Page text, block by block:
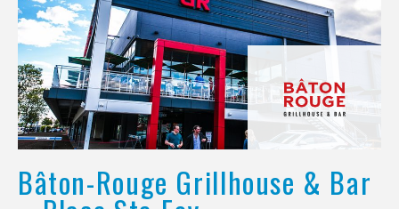
Bâton-Rouge Grillhouse & Bar